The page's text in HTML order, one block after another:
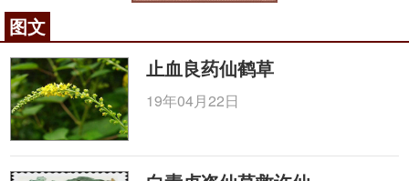
图文
止血良药仙鹤草
19年04月22日